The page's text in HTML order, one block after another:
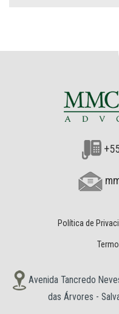
Política de
Avenida Tancredo
das Árvores -